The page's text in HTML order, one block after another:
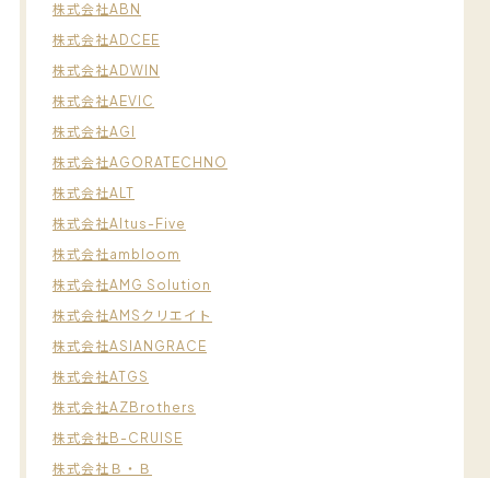
株式会社ABN
株式会社ADCEE
株式会社ADWIN
株式会社AEVIC
株式会社AGI
株式会社AGORATECHNO
株式会社ALT
株式会社Altus-Five
株式会社ambloom
株式会社AMG Solution
株式会社AMSクリエイト
株式会社ASIANGRACE
株式会社ATGS
株式会社AZBrothers
株式会社B-CRUISE
株式会社Ｂ・Ｂ